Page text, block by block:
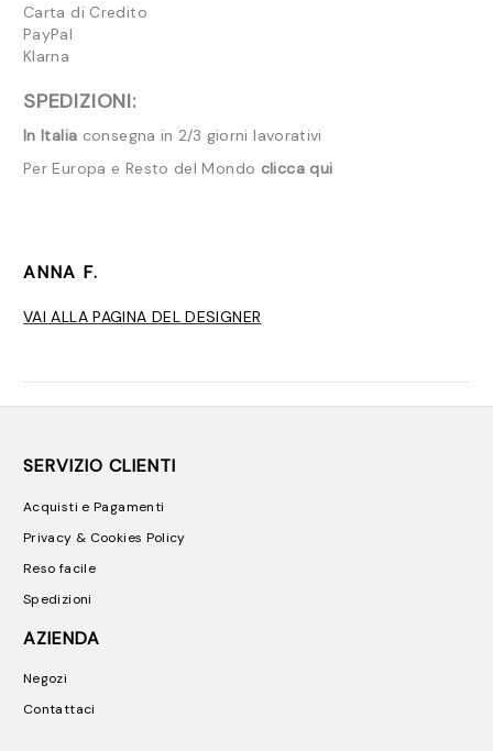
Carta di Credito
PayPal
Klarna
SPEDIZIONI:
In Italia consegna in 2/3 giorni lavorativi
Per Europa e Resto del Mondo clicca qui
ANNA F.
VAI ALLA PAGINA DEL DESIGNER
SERVIZIO CLIENTI
Acquisti e Pagamenti
Privacy & Cookies Policy
Reso facile
Spedizioni
AZIENDA
Negozi
Contattaci